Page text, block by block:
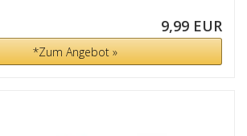
9,99 EUR
*Zum Angebot »